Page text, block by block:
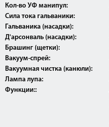
Кол-во УФ манипул:
Сила тока гальваники:
Гальваника (насадки):
Д'арсонваль (насадки):
Брашинг (щетки):
Вакуум-спрей:
Вакуумная чистка (канюли):
Лампа лупа:
Функции::
Вапоризатор
Лампа лупа
Дарсонваль